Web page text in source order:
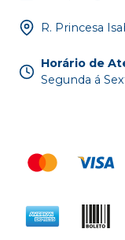
R. Princesa
Horário de
Segunda á